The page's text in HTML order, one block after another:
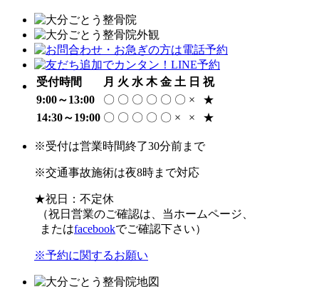
受付時間 月 火 水 木 金 土 日 祝
9:00～13:00
〇 〇 〇 〇 〇 〇 ×
★
14:30～19:00 〇 〇 〇 〇 〇 × × ★
※受付は営業時間終了30分前まで
※交通事故施術は夜8時まで対応
★祝日：不定休
（祝日営業のご確認は、当ホームページ、
またはfacebookでご確認下さい）
※予約に関するお願い